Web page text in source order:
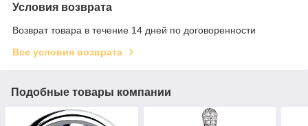
Условия возврата
Возврат товара в течение 14 дней по договоренности
Все условия возврата
Подобные товары компании